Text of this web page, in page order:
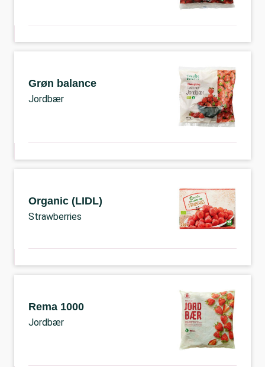
Grøn balance
Jordbær
Organic (LIDL)
Strawberries
Rema 1000
Jordbær